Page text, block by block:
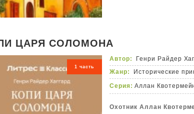
говорите спасибо тем,
ЦАРЯ СОЛОМОНА
1 часть
Автор:
Генри Райдер
Жанр:
Исторические
Серия: Аллан
Охотник Аллан